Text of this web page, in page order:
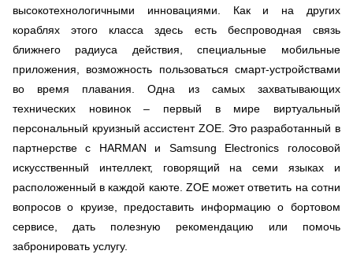
высокотехнологичными инновациями. Как и на других
кораблях этого класса здесь есть беспроводная связь
ближнего радиуса действия, специальные мобильные
приложения, возможность пользоваться смарт-устройствами
во время плавания. Одна из самых захватывающих
технических новинок – первый в мире виртуальный
персональный круизный ассистент ZOE. Это разработанный в
партнерстве с HARMAN и Samsung Electronics голосовой
искусственный интеллект, говорящий на семи языках и
расположенный в каждой каюте. ZOE может ответить на сотни
вопросов о круизе, предоставить информацию о бортовом
сервисе, дать полезную рекомендацию или помочь
забронировать услугу.